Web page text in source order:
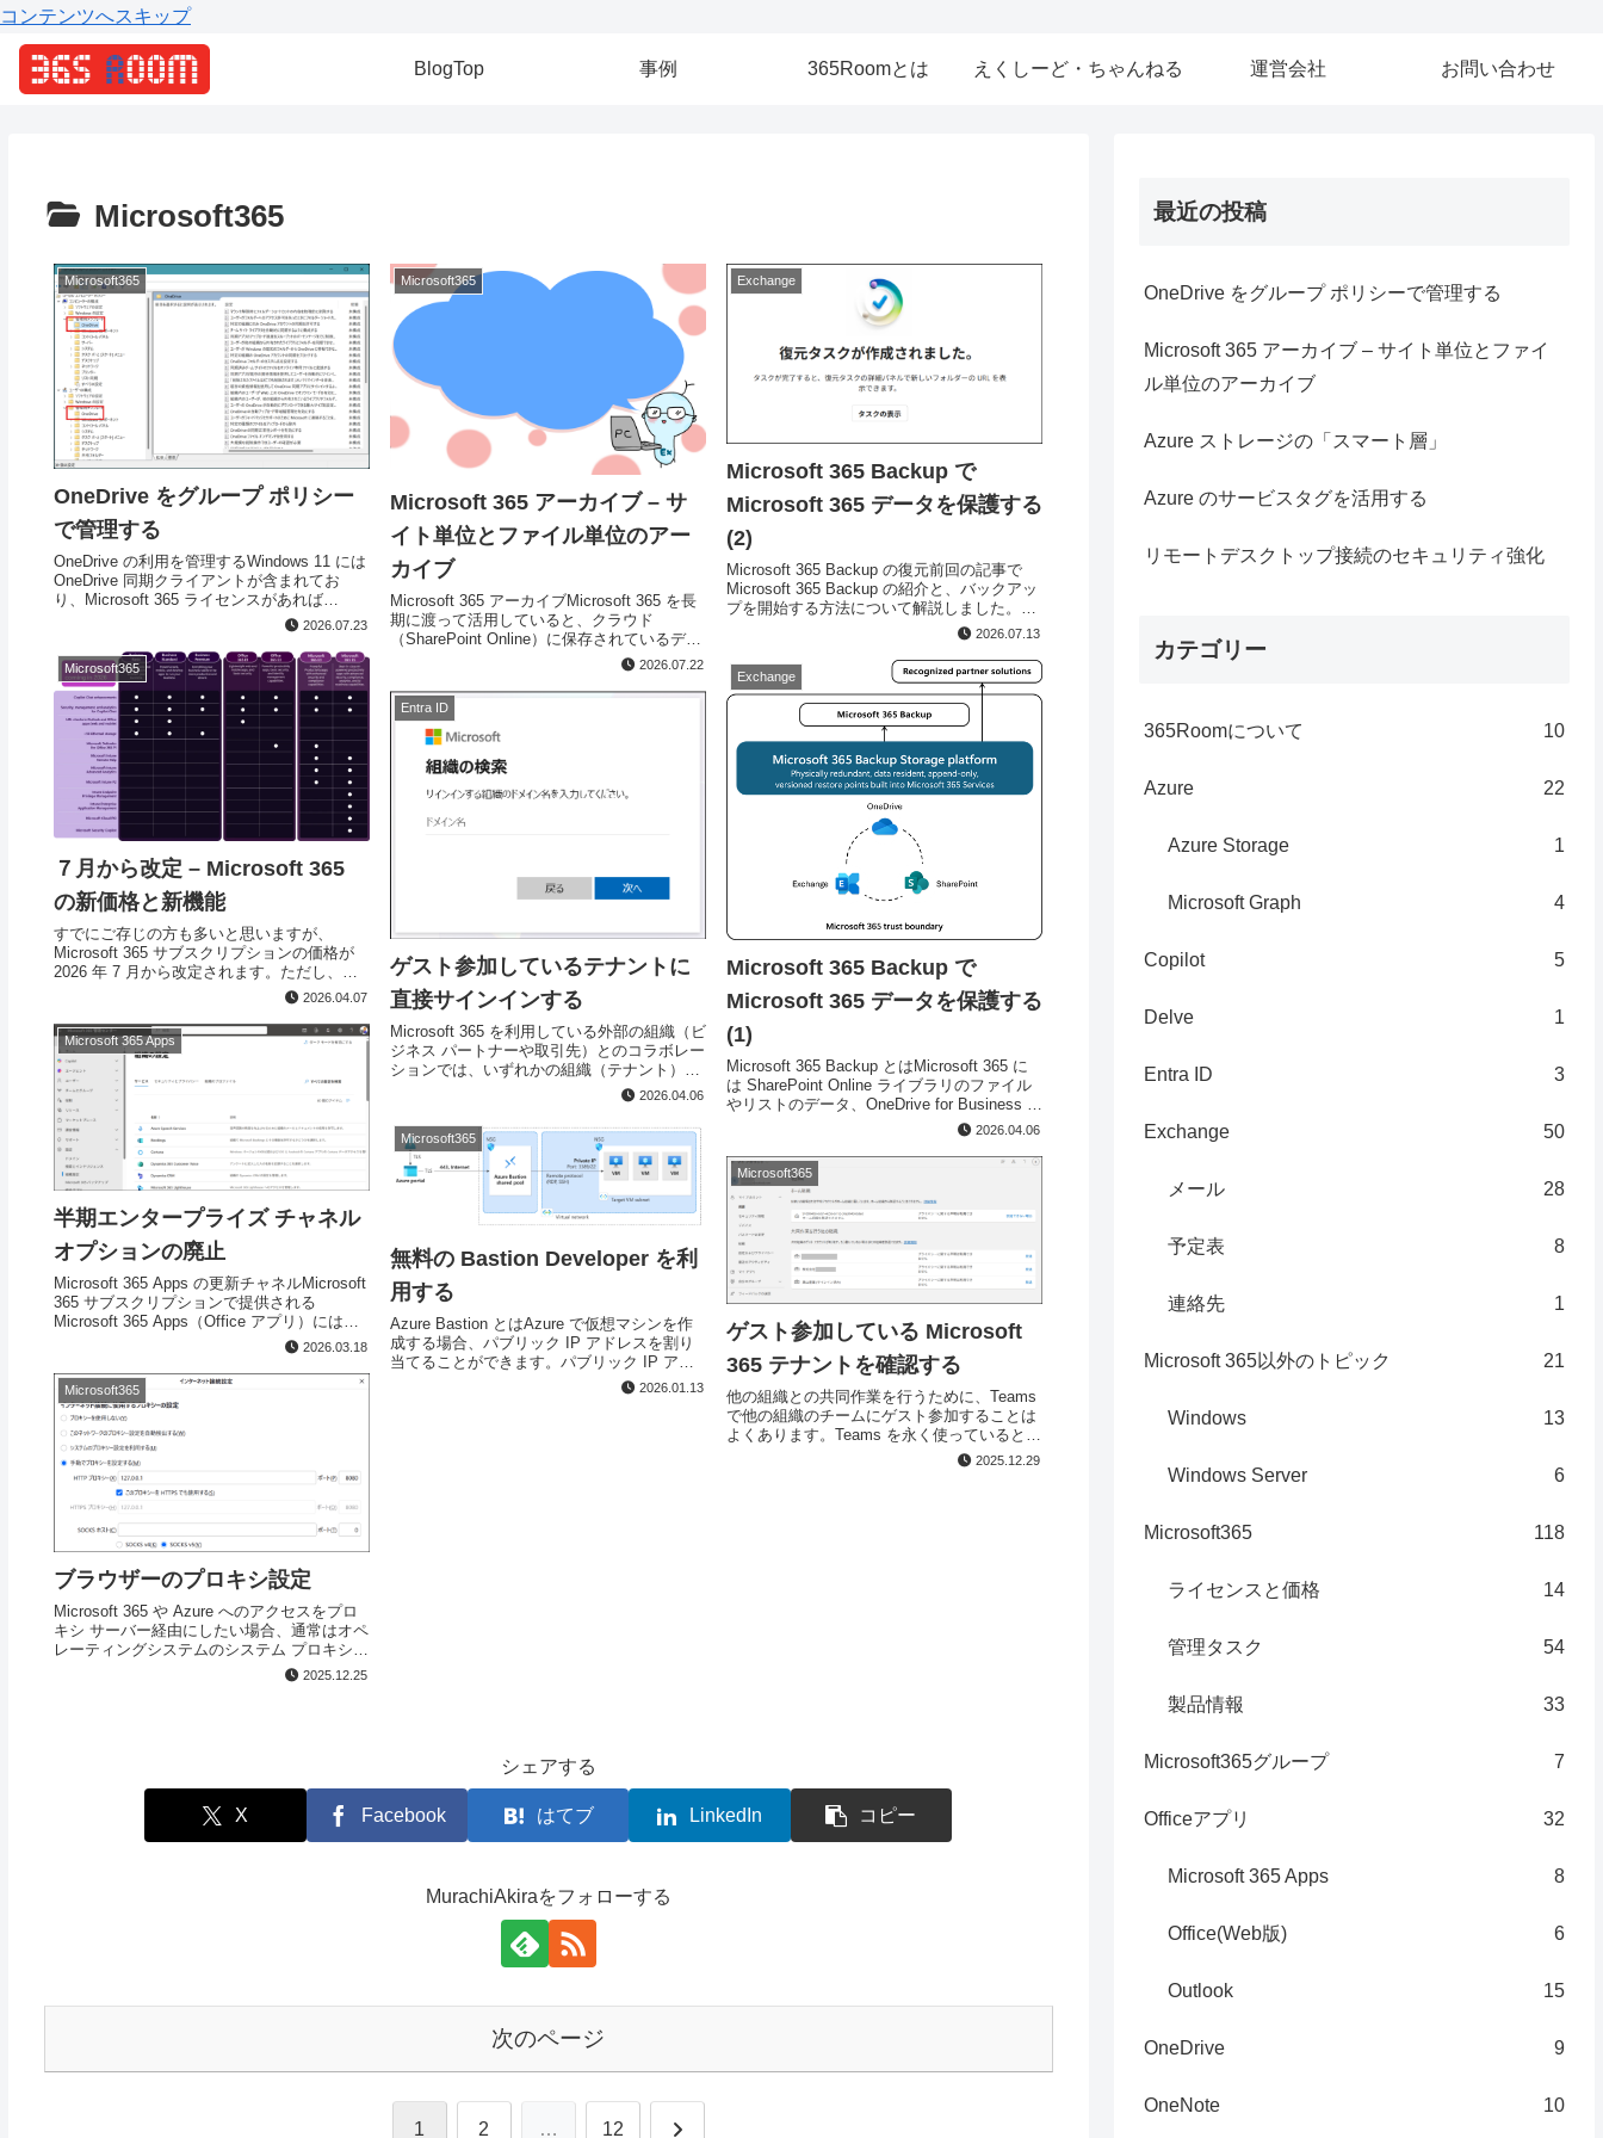
コンテンツへスキップ
BlogTop 事例 365Roomとは えくしーど・ちゃんねる 運営会社 お問い合わせ
Microsoft365
Microsoft365
OneDrive をグループ ポリシー
で管理する
OneDrive の利用を管理するWindows 11 には
OneDrive 同期クライアントが含まれてお
り、Microsoft 365 ライセンスがあれば
OneDrive for Business や SharePoint Onlin...
2026.07.23
Microsoft365
Microsoft 365 アーカイブ – サ
イト単位とファイル単位のアー
カイブ
Microsoft 365 アーカイブMicrosoft 365 を長
期に渡って活用していると、クラウド
（SharePoint Online）に保存されているデー
タ量が増大していきます。保存しているデー
タの中には「過去データ」として将来の参...
2026.07.22
Exchange
Microsoft 365 Backup で
Microsoft 365 データを保護する
(2)
Microsoft 365 Backup の復元前回の記事で
Microsoft 365 Backup の紹介と、バックアッ
プを開始する方法について解説しました。・
Microsoft 365 Backup で Microsoft 365 デ...
2026.07.13
Microsoft365
７月から改定 – Microsoft 365
の新価格と新機能
すでにご存じの方も多いと思いますが、
Microsoft 365 サブスクリプションの価格が
2026 年 7 月から改定されます。ただし、単
純に価格が上がるのではなく、従来オプショ
ンやアドオンの形で別料金で提供されていた
機能が標準となる機能...
2026.04.07
Exchange
Microsoft 365 Backup で
Microsoft 365 データを保護する
(1)
Microsoft 365 Backup とはMicrosoft 365 に
は SharePoint Online ライブラリのファイル
やリストのデータ、OneDrive for Business の
2026.04.06
Entra ID
ゲスト参加しているテナントに
直接サインインする
Microsoft 365 を利用している外部の組織（ビ
ジネス パートナーや取引先）とのコラボレー
ションでは、いずれかの組織（テナント）に
他の組織のユーザーをゲストとして招待し
て、Teams でのチャットや会議、SharePoint
でのデ...
2026.04.06
Microsoft 365 Apps
半期エンタープライズ チャネル
オプションの廃止
Microsoft 365 Apps の更新チャネルMicrosoft
365 サブスクリプションで提供される
Microsoft 365 Apps（Office アプリ）には
「更新チャネル」が構成されています。2026.03.18
Microsoft365
無料の Bastion Developer を利
用する
Azure Bastion とはAzure で仮想マシンを作
成する場合、パブリック IP アドレスを割り
当てることができます。パブリック IP アド
レスはインターネットに接続しているグロー
バル IP アドレスのリソースで、この IP アド
2026.01.13
Microsoft365
ゲスト参加している Microsoft
365 テナントを確認する
他の組織との共同作業を行うために、Teams
で他の組織のチームにゲスト参加することは
よくあります。Teams を永く使っていると、
いろいろなチームにゲスト招待されて、多く
の組織にゲスト アカウントを持っている状態
2025.12.29
Microsoft365
ブラウザーのプロキシ設定
Microsoft 365 や Azure へのアクセスをプロ
キシ サーバー経由にしたい場合、通常はオペ
レーティングシステムのシステム プロキシを
変更します。ただしシステム プロキシを変更
すると、オペレーティングシステム上の（シ
2025.12.25
シェアする
X Facebook はてブ LinkedIn コピー
MurachiAkiraをフォローする
次のページ
1 2 … 12 次
最近の投稿
OneDrive をグループ ポリシーで管理する
Microsoft 365 アーカイブ – サイト単位とファイ
ル単位のアーカイブ
Azure ストレージの「スマート層」
Azure のサービスタグを活用する
リモートデスクトップ接続のセキュリティ強化
カテゴリー
365Roomについて 10
Azure 22
Azure Storage 1
Microsoft Graph 4
Copilot 5
Delve 1
Entra ID 3
Exchange 50
メール 28
予定表 8
連絡先 1
Microsoft 365以外のトピック 21
Windows 13
Windows Server 6
Microsoft365 118
ライセンスと価格 14
管理タスク 54
製品情報 33
Microsoft365グループ 7
Officeアプリ 32
Microsoft 365 Apps 8
Office(Web版) 6
Outlook 15
OneDrive 9
OneNote 10